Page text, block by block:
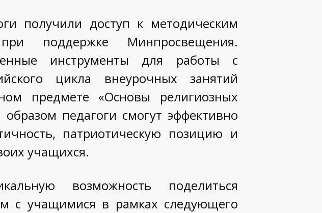
получили доступ к методическим
поддержке Минпросвещения.
инструменты для работы с
цикла внеурочных занятий
предмете «Основы религиозных
педагоги смогут эффективно
патриотическую позицию и
учащихся.
возможность поделиться
с учащимися в рамках следующего